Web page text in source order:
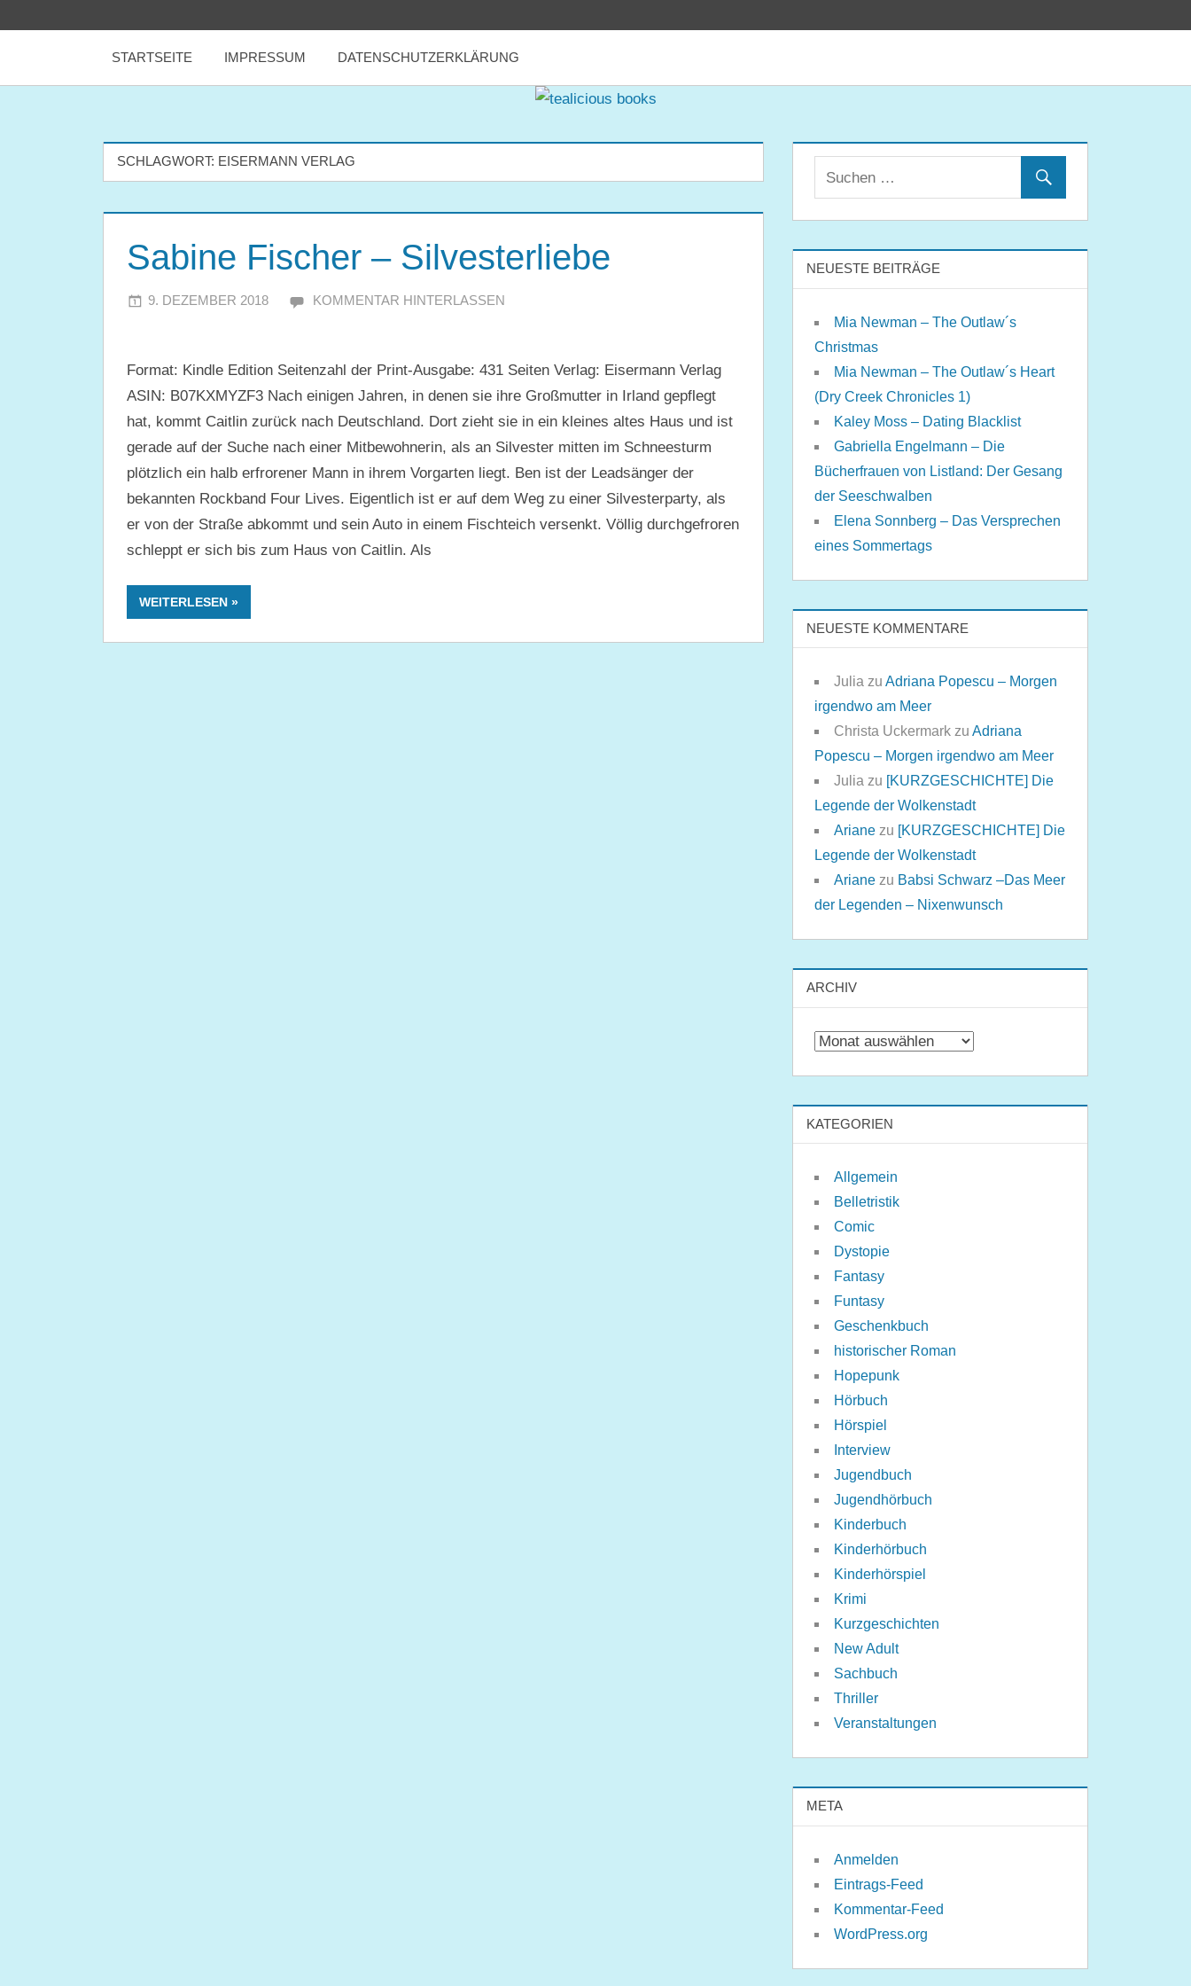
books
STARTSEITE IMPRESSUM DATENSCHUTZERKLÄRUNG
SCHLAGWORT: EISERMANN VERLAG
Sabine Fischer – Silvesterliebe
9. DEZEMBER 2018 JULIA
KOMMENTAR HINTERLASSEN
Format: Kindle Edition Seitenzahl der Print-Ausgabe: 431 Seiten Verlag: Eisermann Verlag
ASIN: B07KXMYZF3 Nach einigen Jahren, in denen sie ihre Großmutter in Irland gepflegt
hat, kommt Caitlin zurück nach Deutschland. Dort zieht sie in ein kleines altes Haus und ist
gerade auf der Suche nach einer Mitbewohnerin, als an Silvester mitten im Schneesturm
plötzlich ein halb erfrorener Mann in ihrem Vorgarten liegt. Ben ist der Leadsänger der
bekannten Rockband Four Lives. Eigentlich ist er auf dem Weg zu einer Silvesterparty, als
er von der Straße abkommt und sein Auto in einem Fischteich versenkt. Völlig durchgefroren
schleppt er sich bis zum Haus von Caitlin. Als
WEITERLESEN
NEUESTE BEITRÄGE
Mia Newman – The Outlaw´s
Christmas
Mia Newman – The Outlaw´s Heart
(Dry Creek Chronicles 1)
Kaley Moss – Dating Blacklist
Gabriella Engelmann – Die
Bücherfrauen von Listland: Der Gesang
der Seeschwalben
Elena Sonnberg – Das Versprechen
eines Sommertags
NEUESTE KOMMENTARE
Julia zuAdriana Popescu – Morgen
irgendwo am Meer
Christa Uckermark zuAdriana
Popescu – Morgen irgendwo am Meer
Julia zu [KURZGESCHICHTE] Die
Legende der Wolkenstadt
Ariane zu [KURZGESCHICHTE] Die
Legende der Wolkenstadt
Ariane zu Babsi Schwarz –Das Meer
der Legenden – Nixenwunsch
ARCHIV
Archiv
KATEGORIEN
Allgemein
Belletristik
Comic
Dystopie
Fantasy
Funtasy
Geschenkbuch
historischer Roman
Hopepunk
Hörbuch
Hörspiel
Interview
Jugendbuch
Jugendhörbuch
Kinderbuch
Kinderhörbuch
Kinderhörspiel
Krimi
Kurzgeschichten
New Adult
Sachbuch
Thriller
Veranstaltungen
META
Anmelden
Eintrags-Feed
Kommentar-Feed
WordPress.org